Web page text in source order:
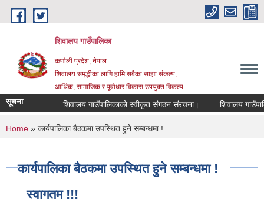
Skip to main content
शिवालय गाउँपालिका
कर्णाली प्रदेश, नेपाल
शिवालय समृद्धीका लागि हामि सबैका साझा संकल्प,
आर्थिक, सामाजिक र पूर्वाधार विकास उपयुक्त विकल्प
सूचना शिवालय गाउँपालिकाको स्वीकृत संगठन संरचना।
You are here
Home » कार्यपालिका बैठकमा उपस्थित हुने सम्बन्धमा !
कार्यपालिका बैठकमा उपस्थित हुने सम्बन्धमा !
स्वागतम !!!